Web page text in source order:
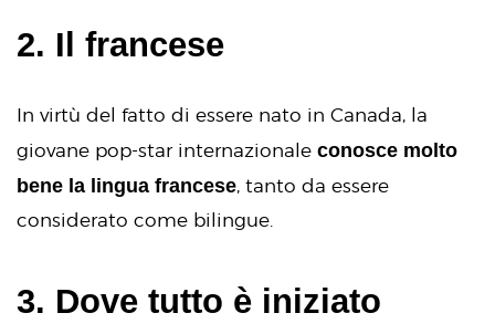
2. Il francese
In virtù del fatto di essere nato in Canada, la
giovane pop-star internazionale conosce molto
bene la lingua francese, tanto da essere
considerato come bilingue.
3. Dove tutto è iniziato